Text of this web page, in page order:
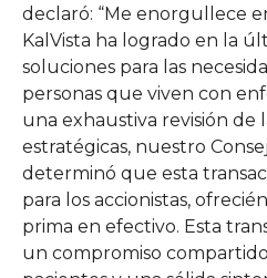
declaró: “Me enorgullece
KalVista ha logrado en la
soluciones para las
personas que viven con
una exhaustiva revisión de
estratégicas, nuestro
determinó que esta
para los accionistas,
prima en efectivo. Esta
un compromiso